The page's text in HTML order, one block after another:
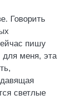
Говорить
пишу
для меня, эта
светлые